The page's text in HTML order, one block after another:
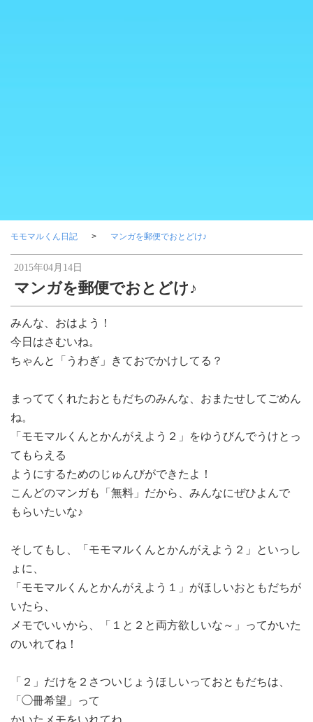
モモマルくん日記 マンガを郵便でおとどけ♪
2015年04月14日
マンガを郵便でおとどけ♪
みんな、おはよう！
今日はさむいね。
ちゃんと「うわぎ」きておでかけしてる？
まっててくれたおともだちのみんな、おまたせしてごめん
ね。
「モモマルくんとかんがえよう２」をゆうびんでうけとっ
てもらえる
ようにするためのじゅんびができたよ！
こんどのマンガも「無料」だから、みんなにぜひよんで
もらいたいな♪
そしてもし、「モモマルくんとかんがえよう２」といっし
ょに、
「モモマルくんとかんがえよう１」がほしいおともだちが
いたら、
メモでいいから、「１と２と両方欲しいな～」ってかいた
のいれてね！
「２」だけを２さついじょうほしいっておともだちは、
「◯冊希望」って
かいたメモをいれてね。